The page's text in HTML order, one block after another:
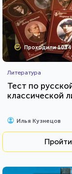
Проходили
Литература
Тест по
классической
Илья Кузнецов